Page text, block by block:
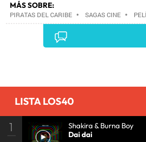
MÁS SOBRE:
PIRATAS DEL CARIBE • SAGAS CINE •
LISTA LOS40
1
Shakira & Burna Boy
Dai dai